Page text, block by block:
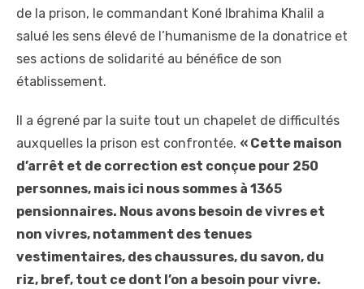
de la prison, le commandant Koné Ibrahima Khalil a
salué les sens élevé de l’humanisme de la donatrice et
ses actions de solidarité au bénéfice de son
établissement.
Il a égrené par la suite tout un chapelet de difficultés
auxquelles la prison est confrontée. « Cette maison
d’arrêt et de correction est conçue pour 250
personnes, mais ici nous sommes à 1365
pensionnaires. Nous avons besoin de vivres et
non vivres, notamment des tenues
vestimentaires, des chaussures, du savon, du
riz, bref, tout ce dont l’on a besoin pour vivre.